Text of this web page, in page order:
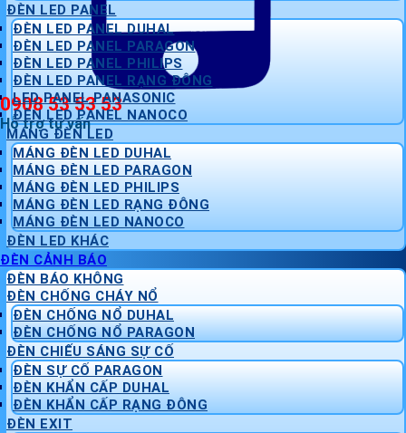
0908 53 53 53
Hỗ trợ tư vấn
ĐÈN LED PANEL
ĐÈN LED PANEL DUHAL
ĐÈN LED PANEL PARAGON
ĐÈN LED PANEL PHILIPS
ĐÈN LED PANEL RẠNG ĐÔNG
LED PANEL PANASONIC
ĐÈN LED PANEL NANOCO
MÁNG ĐÈN LED
MÁNG ĐÈN LED DUHAL
MÁNG ĐÈN LED PARAGON
MÁNG ĐÈN LED PHILIPS
MÁNG ĐÈN LED RẠNG ĐÔNG
MÁNG ĐÈN LED NANOCO
ĐÈN LED KHÁC
ĐÈN CẢNH BÁO
ĐÈN BÁO KHÔNG
ĐÈN CHỐNG CHÁY NỔ
ĐÈN CHỐNG NỔ DUHAL
ĐÈN CHỐNG NỔ PARAGON
ĐÈN CHIẾU SÁNG SỰ CỐ
ĐÈN SỰ CỐ PARAGON
ĐÈN KHẨN CẤP DUHAL
ĐÈN KHẨN CẤP RẠNG ĐÔNG
ĐÈN EXIT